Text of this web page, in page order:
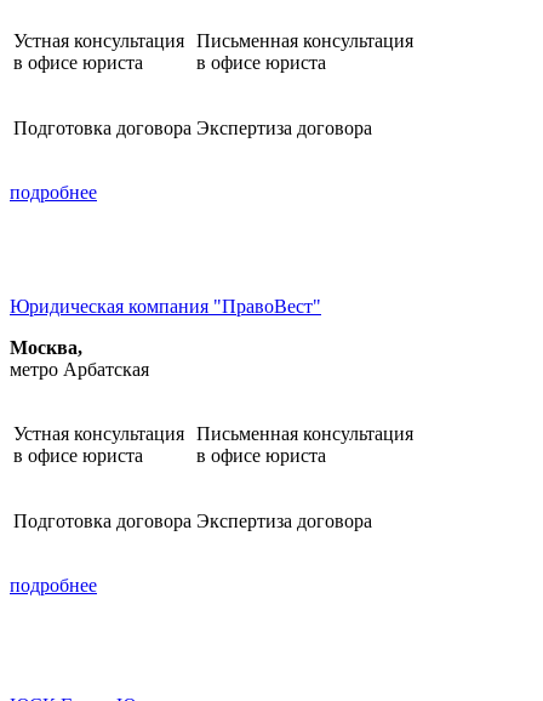
Устная консультация
в офисе юриста
Письменная консультация
в офисе юриста
Подготовка договора Экспертиза договора
подробнее
Юридическая компания "ПравоВест"
Москва,
метро Арбатская
Устная консультация
в офисе юриста
Письменная консультация
в офисе юриста
Подготовка договора Экспертиза договора
подробнее